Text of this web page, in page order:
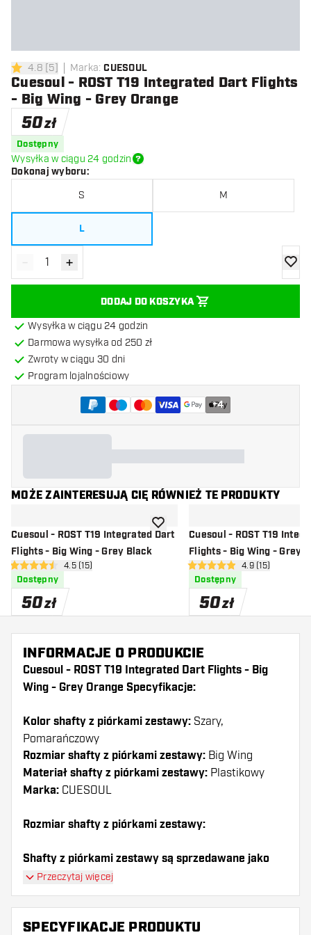
4.8 gwiazdki oceny
4.8 [5] Marka: CUESOUL
Cuesoul - ROST T19 Integrated Dart Flights
- Big Wing - Grey Orange
50zł
Dostępny
Wysyłka w ciągu 24 godzin
Dokonaj wyboru:
S M
L
Zmniejsz ilość
- Zwiększ ilość
+
DODAJ DO KOSZYKA
Wysyłka w ciągu 24 godzin
Darmowa wysyłka od 250 zł
Zwroty w ciągu 30 dni
Program lojalnościowy
+4
MOŻE ZAINTERESUJĄ CIĘ RÓWNIEŻ TE PRODUKTY
Cuesoul - ROST T19 Integrated Dart
Flights - Big Wing - Grey Black
otwórz panel recenzji
4.5 gwiazdki oceny
4.5 (15)
Dostępny
50zł
dodaj do listy życzeń
Cuesoul - ROST T19
Flights - Big Wing - Grey
otwórz panel
4.9 gwiazdki oceny
4.9 (15)
Dostępny
50zł
INFORMACJE O PRODUKCIE
Cuesoul - ROST T19 Integrated Dart Flights - Big
Wing - Grey Orange Specyfikacje:
Kolor shafty z piórkami zestawy: Szary,
Pomarańczowy
Rozmiar shafty z piórkami zestawy: Big Wing
Materiał shafty z piórkami zestawy: Plastikowy
Marka: CUESOUL
Rozmiar shafty z piórkami zestawy:
Shafty z piórkami zestawy są sprzedawane jako
zestaw (3 shafty razem)
Dartshopper tip!
Przeczytaj więcej
SPECYFIKACJE PRODUKTU